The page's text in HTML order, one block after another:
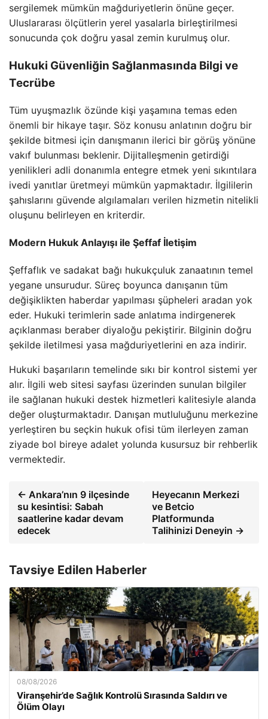
sergilemek mümkün mağduriyetlerin önüne geçer.
Uluslararası ölçütlerin yerel yasalarla birleştirilmesi
sonucunda çok doğru yasal zemin kurulmuş olur.
Hukuki Güvenliğin Sağlanmasında Bilgi ve
Tecrübe
Tüm uyuşmazlık özünde kişi yaşamına temas eden
önemli bir hikaye taşır. Söz konusu anlatının doğru bir
şekilde bitmesi için danışmanın ilerici bir görüş yönüne
vakıf bulunması beklenir. Dijitalleşmenin getirdiği
yenilikleri adli donanımla entegre etmek yeni sıkıntılara
ivedi yanıtlar üretmeyi mümkün yapmaktadır. İlgililerin
şahıslarını güvende algılamaları verilen hizmetin nitelikli
oluşunu belirleyen en kriterdir.
Modern Hukuk Anlayışı ile Şeffaf İletişim
Şeffaflık ve sadakat bağı hukukçuluk zanaatının temel
yegane unsurudur. Süreç boyunca danışanın tüm
değişiklikten haberdar yapılması şüpheleri aradan yok
eder. Hukuki terimlerin sade anlatıma indirgenerek
açıklanması beraber diyaloğu pekiştirir. Bilginin doğru
şekilde iletilmesi yasa mağduriyetlerini en aza indirir.
Hukuki başarıların temelinde sıkı bir kontrol sistemi yer
alır. İlgili web sitesi sayfası üzerinden sunulan bilgiler
ile sağlanan hukuki destek hizmetleri kalitesiyle alanda
değer oluşturmaktadır. Danışan mutluluğunu merkezine
yerleştiren bu seçkin hukuk ofisi tüm ilerleyen zaman
ziyade bol bireye adalet yolunda kusursuz bir rehberlik
vermektedir.
← Ankara’nın 9 ilçesinde
su kesintisi: Sabah
saatlerine kadar devam
edecek
Heyecanın Merkezi
ve Betcio
Platformunda
Talihinizi Deneyin →
Tavsiye Edilen Haberler
08/08/2026
Viranşehir’de Sağlık Kontrolü Sırasında Saldırı ve
Ölüm Olayı